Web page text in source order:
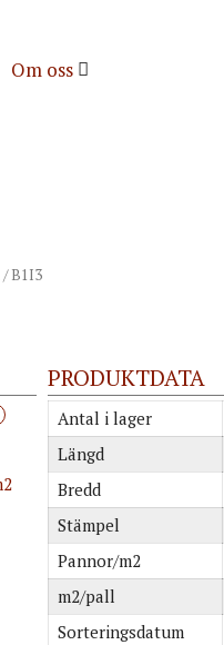
Om oss
/ B1I3
PRODUKTDATA
Antal i lager
Längd
Bredd
Stämpel
Pannor/m2
m2/pall
Sorteringsdatum